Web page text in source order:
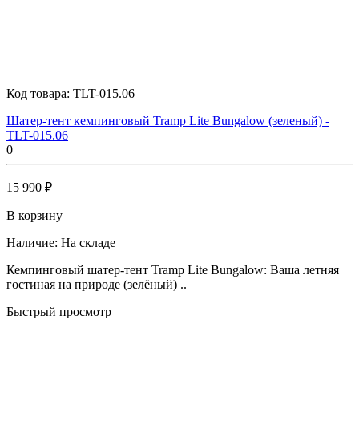
Код товара: TLT-015.06
Шатер-тент кемпинговый Tramp Lite Bungalow (зеленый) -
TLT-015.06
0
15 990 ₽
В корзину
Наличие: На складе
Кемпинговый шатер-тент Tramp Lite Bungalow: Ваша летняя
гостиная на природе (зелёный) ..
Быстрый просмотр